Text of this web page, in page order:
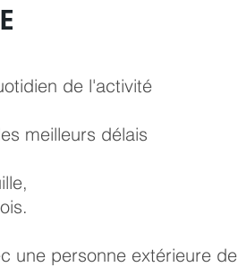
de l'activité
meilleurs délais
une personne extérieure de